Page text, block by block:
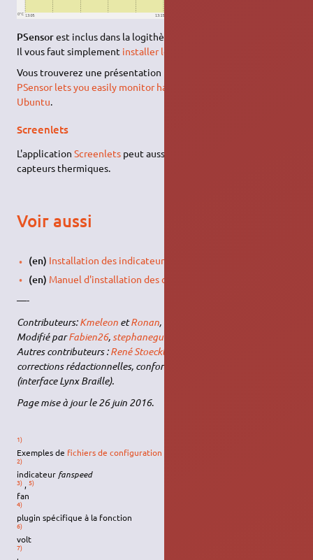
PSensorest inclus dans la logithèque.
Il vous faut simplement installer le paquet
Vous trouverez une présentation plus complète sur
PSensor lets you easily monitor hardware temperature in
Ubuntu.
Screenlets
L'applicationScreenlets peut aussi afficher les données des
capteurs thermiques.
Voir aussi
(en) Installation des indicateurs de sondes matérielles
(en) Manuel d'installation des capteurs de température
—-
Contributeurs:Kmeleon etRonan,
Modifié parFabien26,stephaneguedon
Autres contributeurs :René Stoecklin
corrections rédactionnelles, conformation à la norme
(interface Lynx Braille).
Page mise à jour le 26 juin 2016.
1)
Exemples de fichiers de configuration pour votre carte-mère
2)
indicateur fanspeed
3) ,5)
fan
4)
plugin spécifique à la fonction
6)
volt
7)